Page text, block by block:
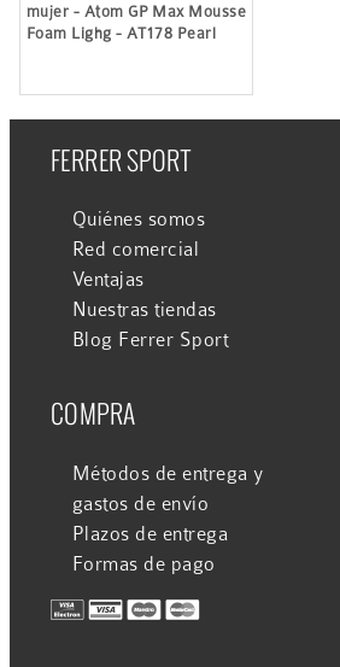
mujer - Atom GP Max Mousse
Foam Lighg - AT178 Pearl
FERRER SPORT
Quiénes somos
Red comercial
Ventajas
Nuestras tiendas
Blog Ferrer Sport
COMPRA
Métodos de entrega y
gastos de envío
Plazos de entrega
Formas de pago